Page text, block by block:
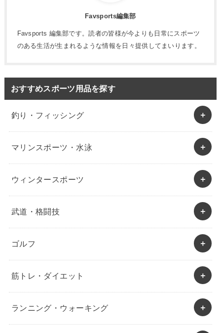
Favsports編集部
Favsports 編集部です。読者の皆様が今よりも日常にスポーツ
のある生活が生まれるような情報を日々提供してまいります。
おすすめスポーツ用品を探す
釣り・フィッシング
マリンスポーツ・水泳
ウィンタースポーツ
武道・格闘技
ゴルフ
筋トレ・ダイエット
ランニング・ウォーキング